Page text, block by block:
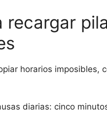
recargar
horarios imposibles,
diarias: cinco